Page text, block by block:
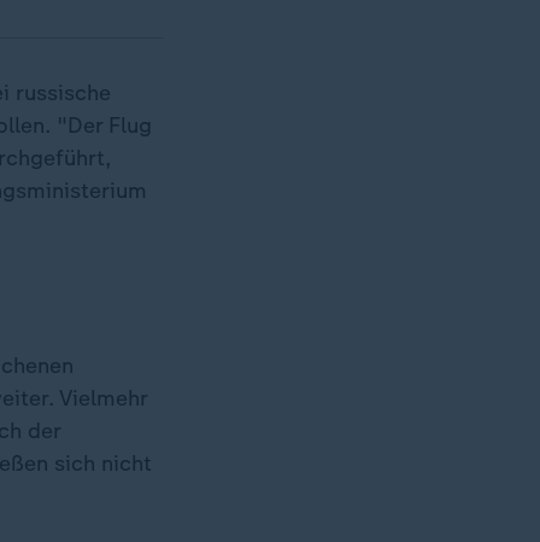
russische
"Der Flug
Vielmehr
der
sich nicht